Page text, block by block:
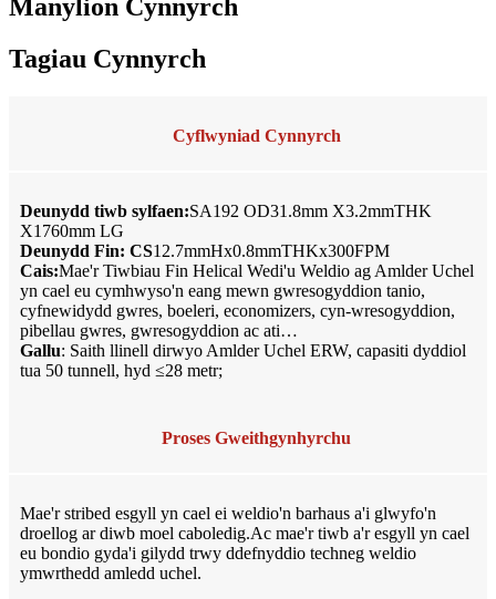
Manylion Cynnyrch
Tagiau Cynnyrch
Cyflwyniad Cynnyrch
Deunydd tiwb sylfaen:SA192 OD31.8mm X3.2mmTHK
X1760mm LG
Deunydd Fin: CS12.7mmHx0.8mmTHKx300FPM
Cais:Mae'r Tiwbiau Fin Helical Wedi'u Weldio ag Amlder Uchel
yn cael eu cymhwyso'n eang mewn gwresogyddion tanio,
cyfnewidydd gwres, boeleri, economizers, cyn-wresogyddion,
pibellau gwres, gwresogyddion ac ati…
Gallu: Saith llinell dirwyo Amlder Uchel ERW, capasiti dyddiol
tua 50 tunnell, hyd ≤28 metr;
Proses Gweithgynhyrchu
Mae'r stribed esgyll yn cael ei weldio'n barhaus a'i glwyfo'n
droellog ar diwb moel caboledig.Ac mae'r tiwb a'r esgyll yn cael
eu bondio gyda'i gilydd trwy ddefnyddio techneg weldio
ymwrthedd amledd uchel.